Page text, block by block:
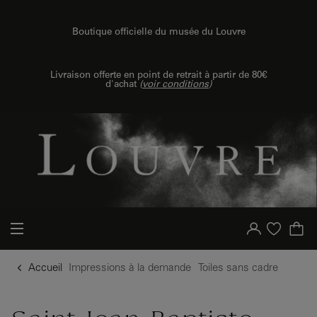
Boutique officielle du musée du Louvre
Livraison offerte en point de retrait à partir de 80€
d'achat (voir conditions)
Votre compte
Liste d'achat
Accueil Impressions à la demande Toiles sans cadre
{{ new Intl.NumberFormat('fr').format(dimensions.legend.h) }} {{ dimensions.legend.unit }}